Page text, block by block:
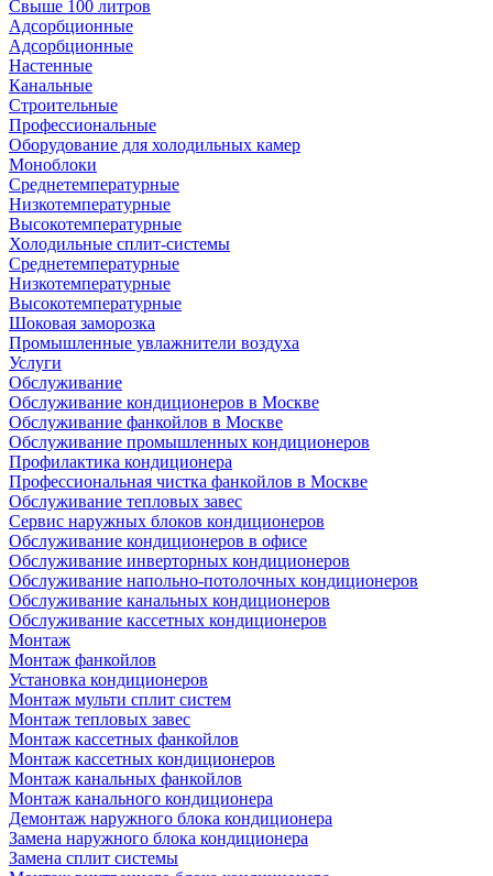
Свыше 100 литров
Адсорбционные
Адсорбционные
Настенные
Канальные
Строительные
Профессиональные
Оборудование для холодильных камер
Моноблоки
Среднетемпературные
Низкотемпературные
Высокотемпературные
Холодильные сплит-системы
Среднетемпературные
Низкотемпературные
Высокотемпературные
Шоковая заморозка
Промышленные увлажнители воздуха
Услуги
Обслуживание
Обслуживание кондиционеров в Москве
Обслуживание фанкойлов в Москве
Обслуживание промышленных кондиционеров
Профилактика кондиционера
Профессиональная чистка фанкойлов в Москве
Обслуживание тепловых завес
Сервис наружных блоков кондиционеров
Обслуживание кондиционеров в офисе
Обслуживание инверторных кондиционеров
Обслуживание напольно-потолочных кондиционеров
Обслуживание канальных кондиционеров
Обслуживание кассетных кондиционеров
Монтаж
Монтаж фанкойлов
Установка кондиционеров
Монтаж мульти сплит систем
Монтаж тепловых завес
Монтаж кассетных фанкойлов
Монтаж кассетных кондиционеров
Монтаж канальных фанкойлов
Монтаж канального кондиционера
Демонтаж наружного блока кондиционера
Замена наружного блока кондиционера
Замена сплит системы